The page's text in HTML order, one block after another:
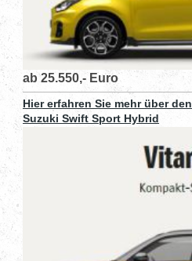
ab 25.550,- Euro
Hier erfahren Sie mehr über den
Suzuki Swift Sport Hybrid